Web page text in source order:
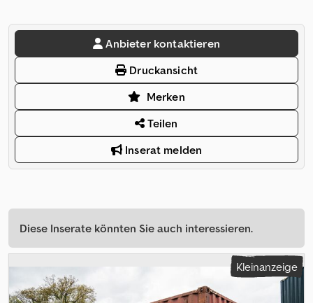
Anbieter kontaktieren
Druckansicht
Merken
Teilen
Inserat melden
Diese Inserate könnten Sie auch interessieren.
Kleinanzeige